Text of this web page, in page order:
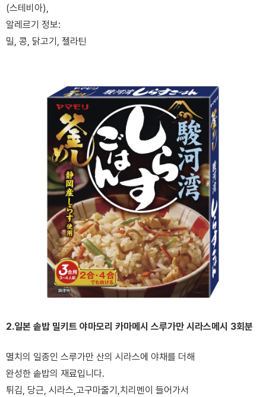
(스테비아),
알레르기 정보:
밀, 콩, 닭고기, 젤라틴
2.일본 솥밥 밀키트 야마모리 카마메시 스루가만 시라스메시 3회분
멸치의 일종인 스루가만 산의 시라스에 야채를 더해
완성한 솥밥의 재료입니다.
튀김, 당근, 시라스,고구마줄기,치리멘이 들어가서